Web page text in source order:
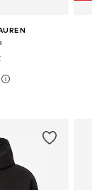
L, XL, XXL